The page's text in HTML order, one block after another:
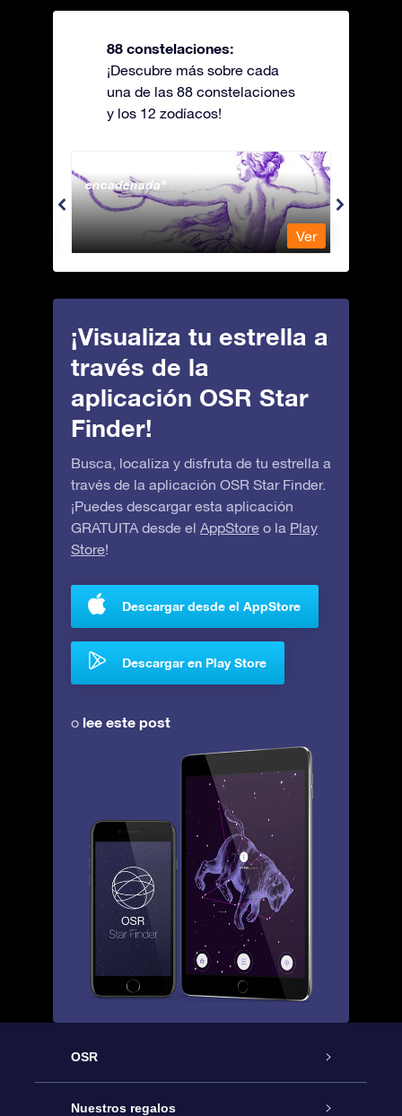
88 constelaciones:
¡Descubre más sobre cada
una de las 88 constelaciones
y los 12 zodíacos!
Andromeda - La princesa
encadenada
Ver
¡Visualiza tu estrella a
través de la
aplicación OSR Star
Finder!
Busca, localiza y disfruta de tu estrella a
través de la aplicación OSR Star Finder.
¡Puedes descargar esta aplicación
GRATUITA desde el AppStore o la Play
Store!
Descargar desde el AppStore
Descargar en Play Store
o lee este post
OSR
Atención
Nuestros regalos